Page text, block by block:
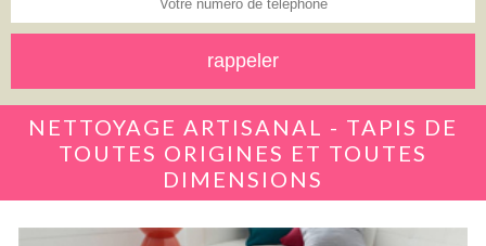
NETTOYAGE ARTISANAL - TAPIS DE
TOUTES ORIGINES ET TOUTES
DIMENSIONS